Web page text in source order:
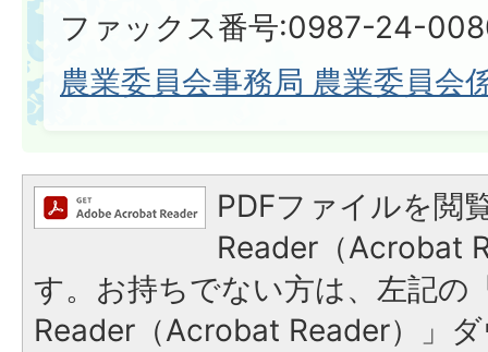
ファックス番号:0987-24-
農業委員会事務局 農業委員会
PDFファイルを閲
Reader（Acrobat
す。お持ちでない方は、左記の
Reader（Acrobat Reader）」